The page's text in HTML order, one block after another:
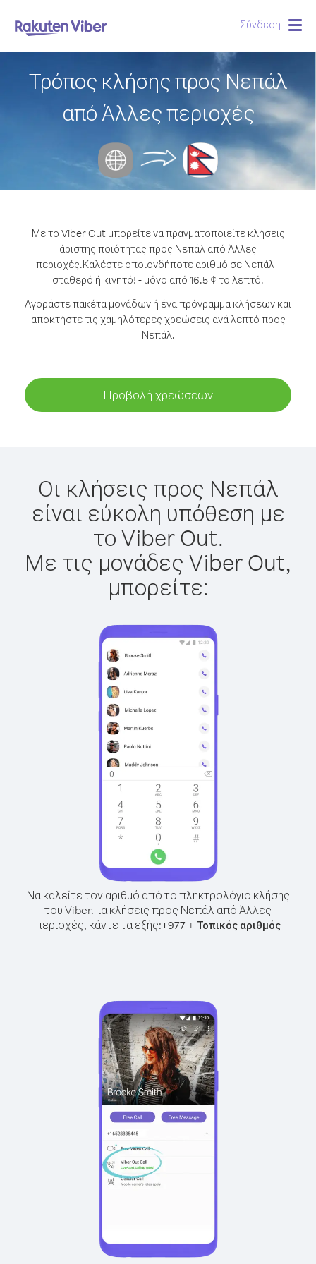
Σύνδεση
Τρόπος κλήσης προς Νεπάλ
από Άλλες περιοχές
Με το Viber Out μπορείτε να πραγματοποιείτε κλήσεις
άριστης ποιότητας προς Νεπάλ από Άλλες
περιοχές.Καλέστε οποιονδήποτε αριθμό σε Νεπάλ -
σταθερό ή κινητό! - μόνο από 16.5 ¢ το λεπτό.
Αγοράστε πακέτα μονάδων ή ένα πρόγραμμα κλήσεων και
αποκτήστε τις χαμηλότερες χρεώσεις ανά λεπτό προς
Νεπάλ.
Προβολή χρεώσεων
Οι κλήσεις προς Νεπάλ
είναι εύκολη υπόθεση με
το Viber Out.
Με τις μονάδες Viber Out,
μπορείτε:
Να καλείτε τον αριθμό από το πληκτρολόγιο κλήσης
του Viber.Για κλήσεις προς Νεπάλ από Άλλες
περιοχές, κάντε τα εξής:+977 + Τοπικός αριθμός